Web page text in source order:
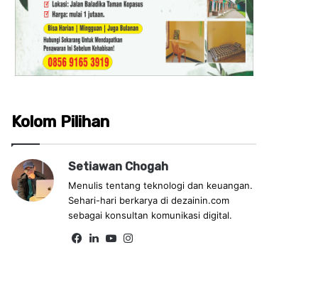
Kolom Pilihan
Setiawan Chogah
Menulis tentang teknologi dan keuangan.
Sehari-hari berkarya di dezainin.com
sebagai konsultan komunikasi digital.
Fa Lin Yo